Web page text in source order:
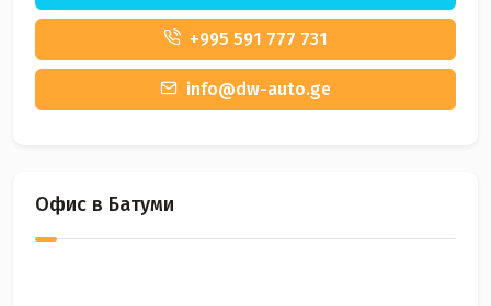
+995 591 777 731
info@dw-auto.ge
Офис в Батуми